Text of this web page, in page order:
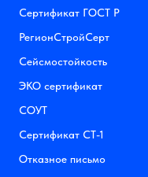
Сертификат ГОСТ Р
РегионСтройСерт
Сейсмостойкость
ЭКО сертификат
СОУТ
Сертификат СТ-1
Отказное письмо